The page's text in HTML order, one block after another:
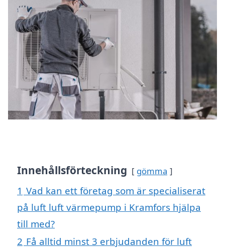
Innehållsförteckning gömma
1 Vad kan ett företag som är specialiserat
på luft luft värmepump i Kramfors hjälpa
till med?
2 Få alltid minst 3 erbjudanden för luft